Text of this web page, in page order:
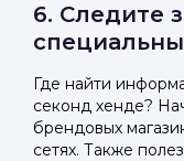
6. Следите
Где найти
секонд хенде?
брендовых
сетях. Также